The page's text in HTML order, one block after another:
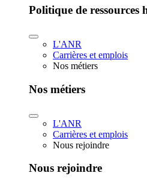
Politique de ressources
L'ANR
Carrières et emplois
Nos métiers
Nos métiers
L'ANR
Carrières et emplois
Nous rejoindre
Nous rejoindre